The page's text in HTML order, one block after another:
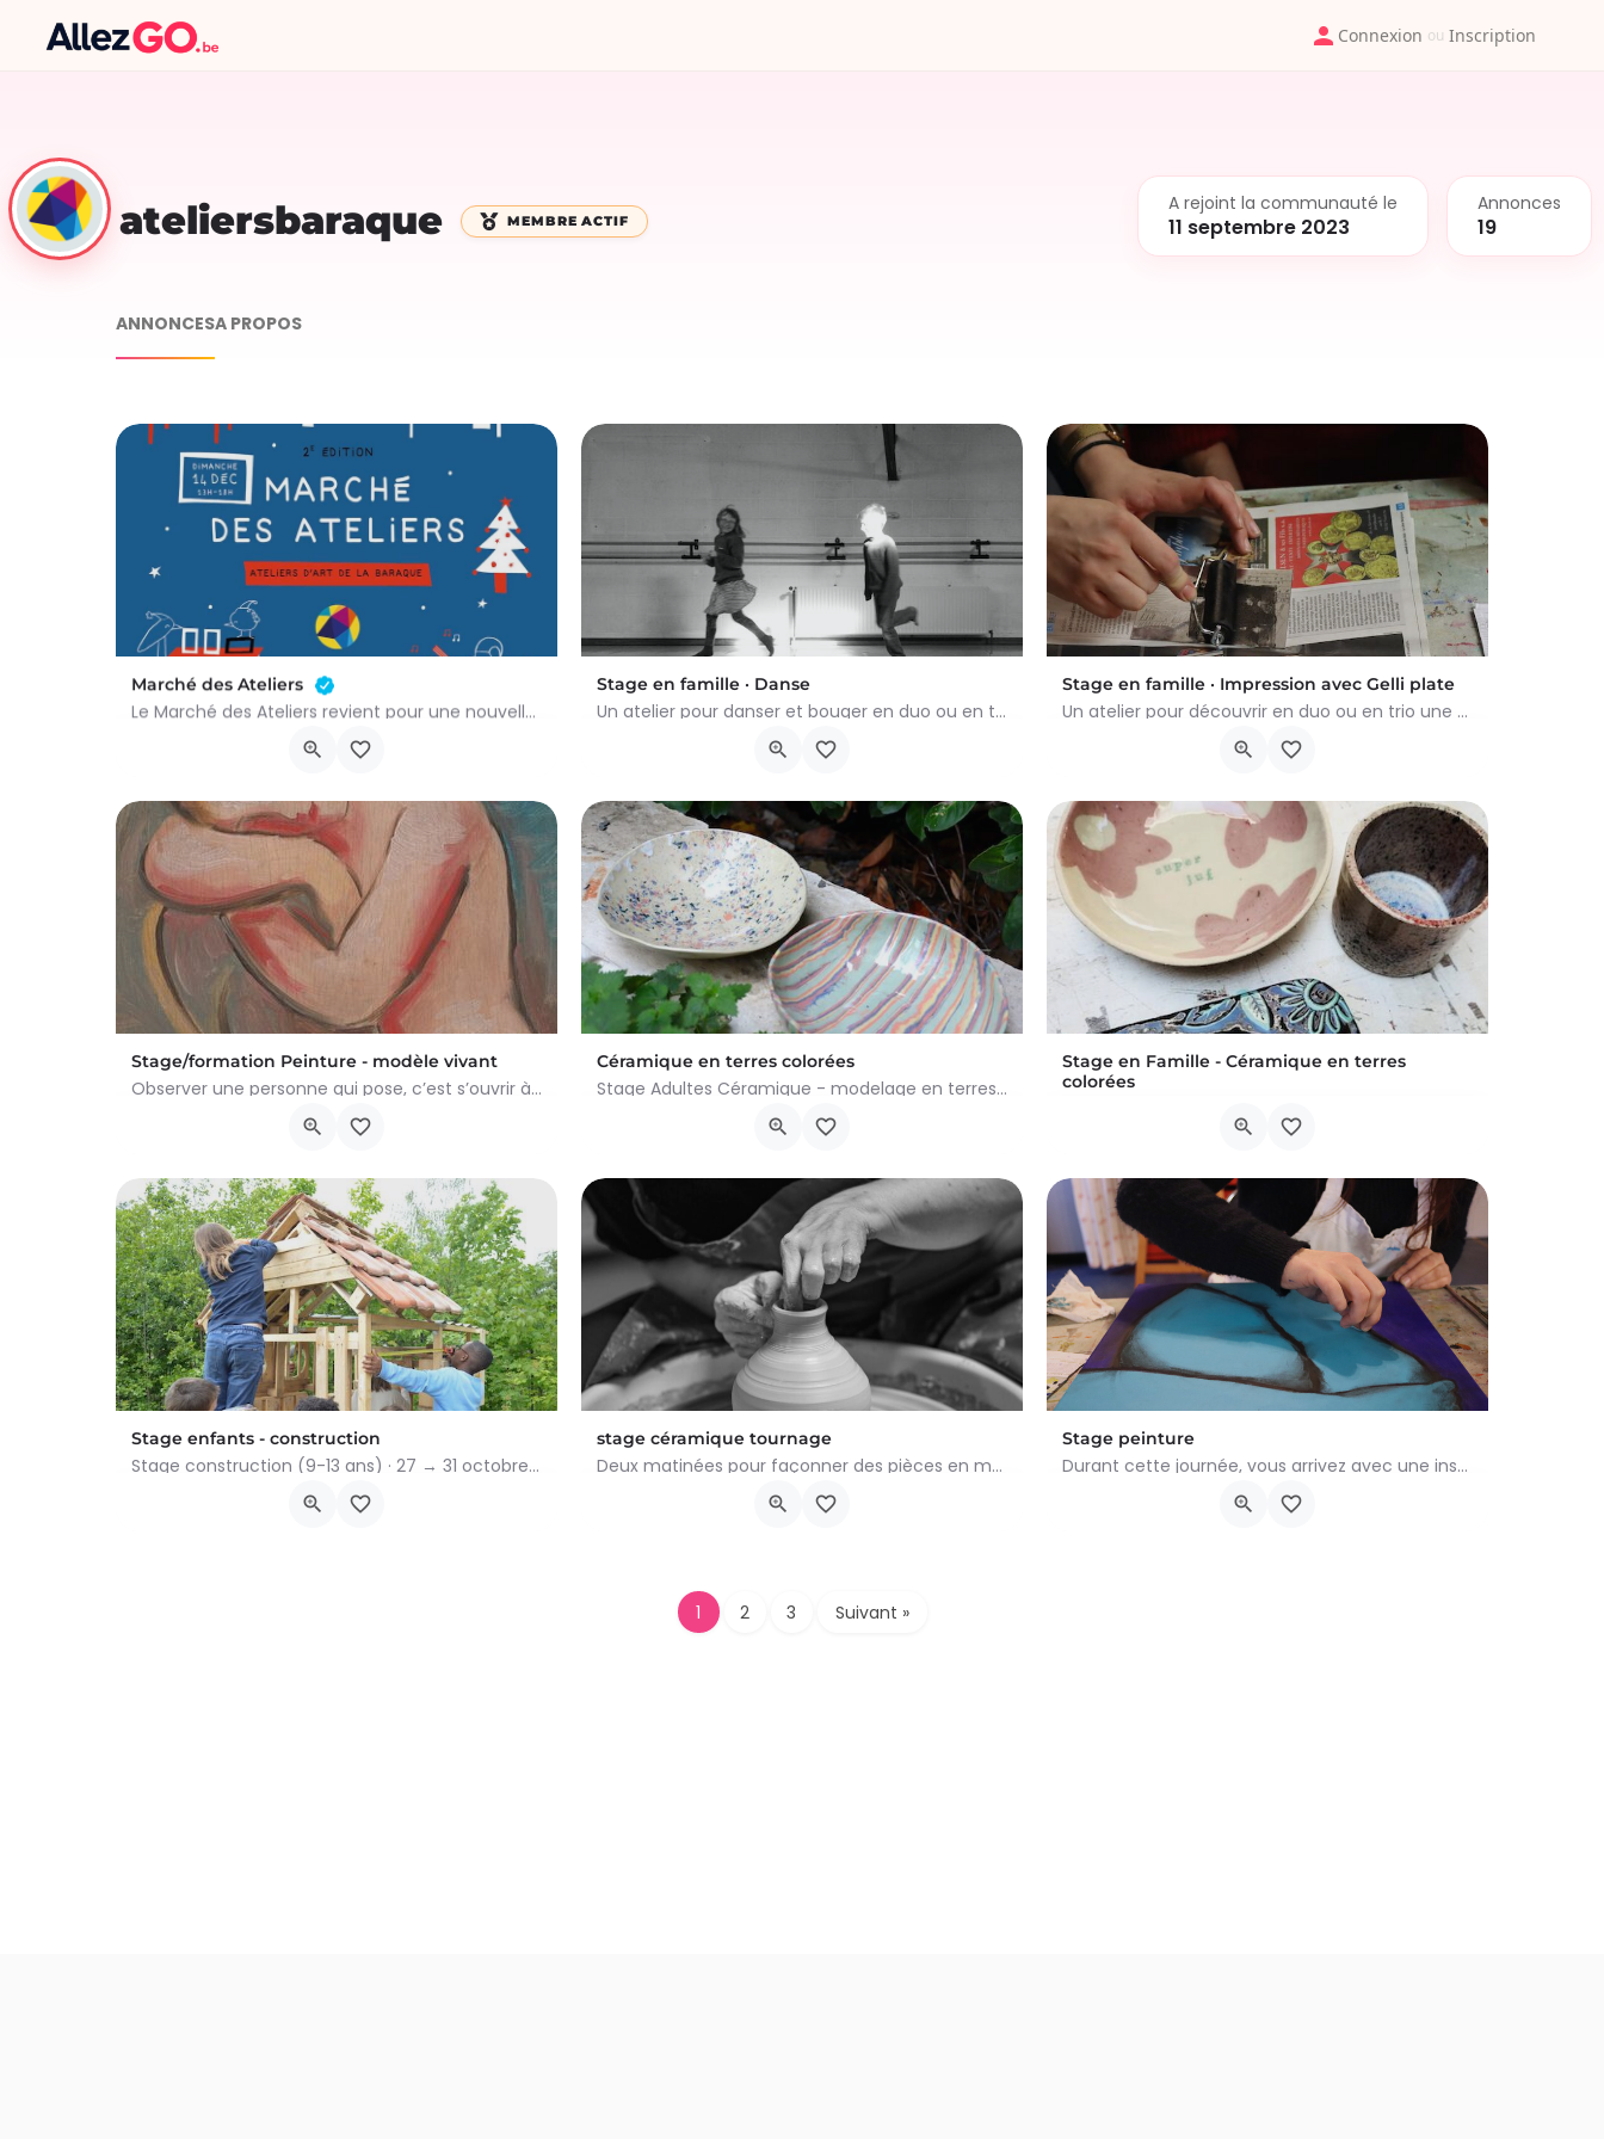
Connexion ou Inscription
ateliersbaraque MEMBRE ACTIF
A rejoint la communauté le
11 septembre 2023
Annonces
19
ANNONCESA PROPOS
Marché des Ateliers
Le Marché des Ateliers revient pour une nouvelle édition chaleureuse et créative à l'occasion des fêtes de…
Rue des Artisans 1, Ottignies-Louvain-la-Neuve
Stage en famille · Danse
Un atelier pour danser et bouger en duo ou en trio.​ Un moment pour explorer ensemble les gestes dansés et…
Rue des Artisans 1, Ottignies-Louvain-la-Neuve
Stage en famille · Impression avec Gelli plate
Un atelier pour découvrir en duo ou en trio une technique d'impression avec le Gelli Plate: c'est une plaque…
Rue des Artisans 1, Ottignies-Louvain-la-Neuve
Stage/formation Peinture - modèle vivant
Observer une personne qui pose, c’est s’ouvrir à un univers de formes, de mouvements et de silences. Chaque…
Rue des Artisans 1, Ottignies-Louvain-la-Neuve
Céramique en terres colorées
Stage Adultes Céramique - modelage en terres colorées · 30 novembre Ce stage vous invite à découvrir le…
Rue des Artisans 1, Ottignies-Louvain-la-Neuve
Stage en Famille - Céramique en terres
colorées
Rue des Artisans 1, Ottignies-Louvain-la-Neuve
16 novembre 2025 10h00 - 11h30
Stage enfants - construction
Stage construction (9-13 ans) · 27 → 31 octobre Tu aimes bricoler et fabriquer des choses de tes mains…
Rue des Artisans 1, Ottignies-Louvain-la-Neuve
stage céramique tournage
Deux matinées pour façonner des pièces en mouvement grâce à la technique du tournage. Vous apprendrez les…
Rue des Artisans 1, 1348 Ottignies-Louvain-la-Neuve
Stage peinture
Durant cette journée, vous arrivez avec une inspiration, un thème ou un sujet et l'envie de peindre ! A…
Rue des Artisans 1, Ottignies-Louvain-la-Neuve
1 2 3 Suivant »